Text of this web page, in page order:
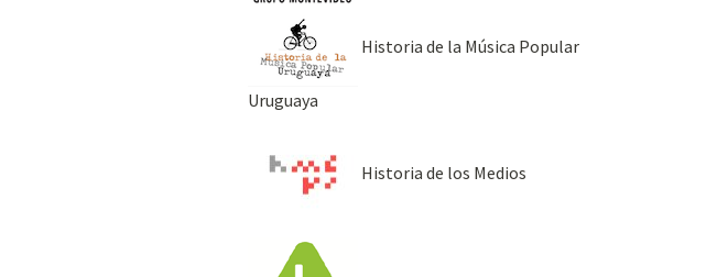
Historia de la Música Popular
Uruguaya
Historia de los Medios